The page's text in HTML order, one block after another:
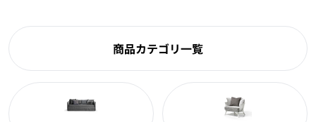
商品カテゴリ一覧